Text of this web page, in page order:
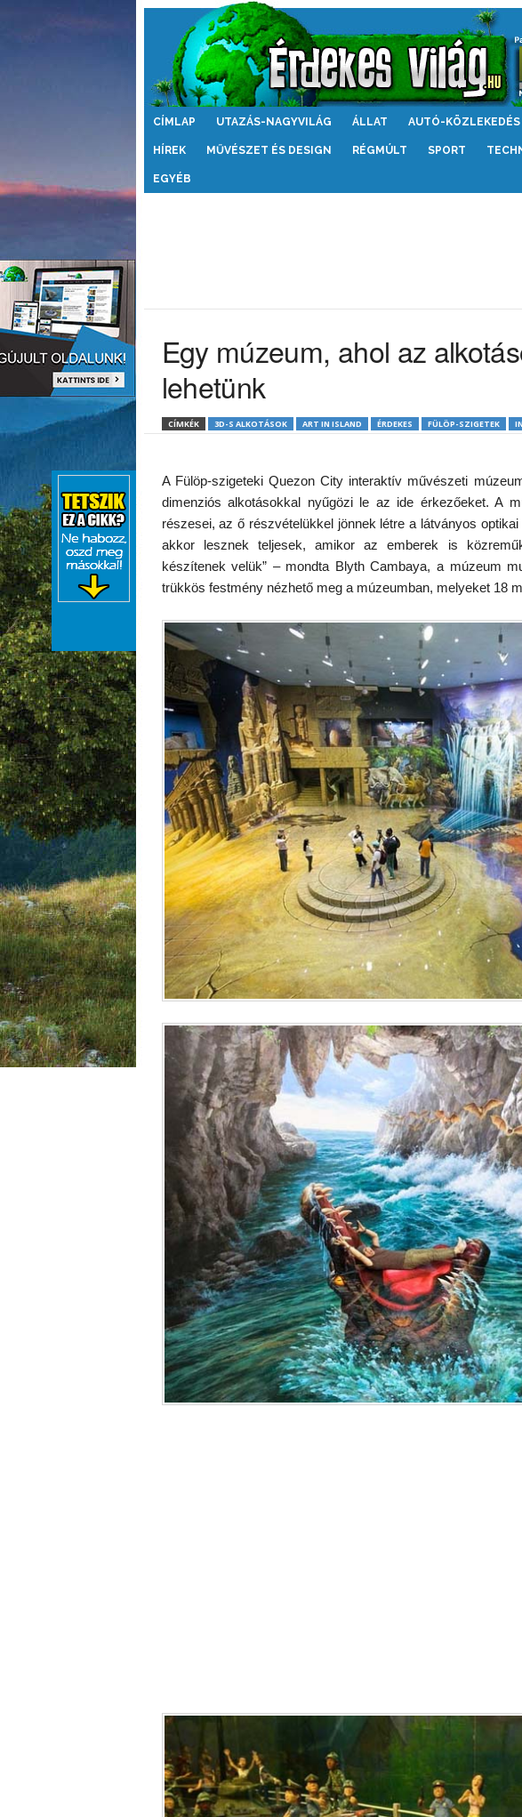
Érdekes
CÍMLAP UTAZÁS-NAGYVILÁG ÁLLAT AUTÓ-KÖZLEKEDÉS
HÍREK MŰVÉSZET ÉS DESIGN RÉGMÚLT SPORT
EGYÉB
Egy múzeum, ahol az
lehetünk
CÍMKÉK 3D-S ALKOTÁSOK ART IN ISLAND ÉRDEKES FÜLÖP-SZIGETEK
A Fülöp-szigeteki Quezon City interaktív művészeti
dimenziós alkotásokkal nyűgözi le az ide érkezőeket. A
részesei, az ő részvételükkel jönnek létre a látványos
akkor lesznek teljesek, amikor az emberek is
készítenek velük” – mondta Blyth Cambaya, a múzeum
trükkös festmény nézhető meg a múzeumban, melyeket 18